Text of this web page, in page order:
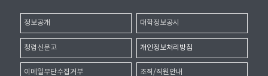
정보공개 대학정보공시
청렴신문고 개인정보처리방침
이메일무단수집거부 조직/직원안내